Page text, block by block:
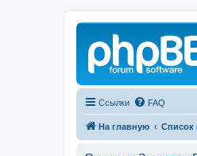
Ссылки FAQ
На главную